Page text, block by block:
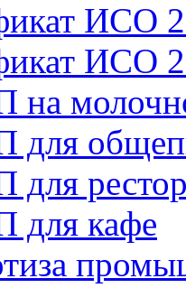
ИСО
ИСО
кафе